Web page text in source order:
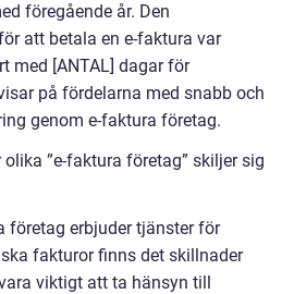
föregående år. Den
att betala en e-faktura var
med [ANTAL] dagar för
på fördelarna med snabb och
genom e-faktura företag.
”e-faktura företag” skiljer sig
företag erbjuder tjänster för
fakturor finns det skillnader
viktigt att ta hänsyn till